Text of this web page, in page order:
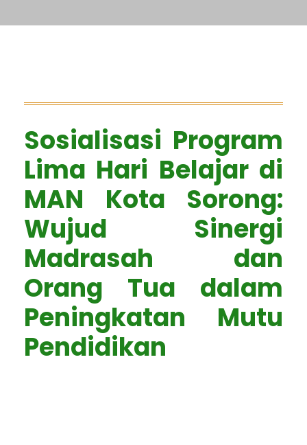
Sosialisasi Program
Lima Hari Belajar di
MAN Kota Sorong:
Wujud Sinergi
Madrasah dan
Orang Tua dalam
Peningkatan Mutu
Pendidikan